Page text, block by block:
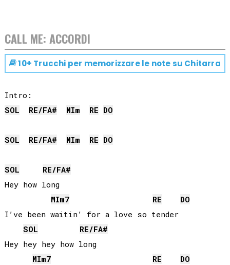
CALL ME: ACCORDI
10+ Trucchi per memorizzare le note su Chitarra
SOL
RE/FA# MIm RE DO
SOL RE/FA# MIm RE DO
SOL RE/FA#
Hey how long
MIm7 RE
DO
I’ve been waitin’ for a love so tender
SOL
RE/FA#
Hey hey hey how long
MIm7 RE
DO